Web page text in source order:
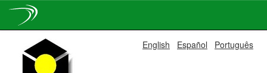
navigation
English Español Português